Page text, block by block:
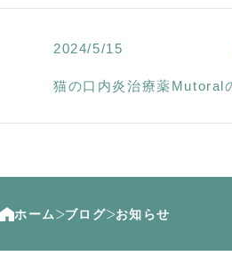
2024/5/15
猫の口内炎治療薬Mutoral
ホーム ブログ お知らせ